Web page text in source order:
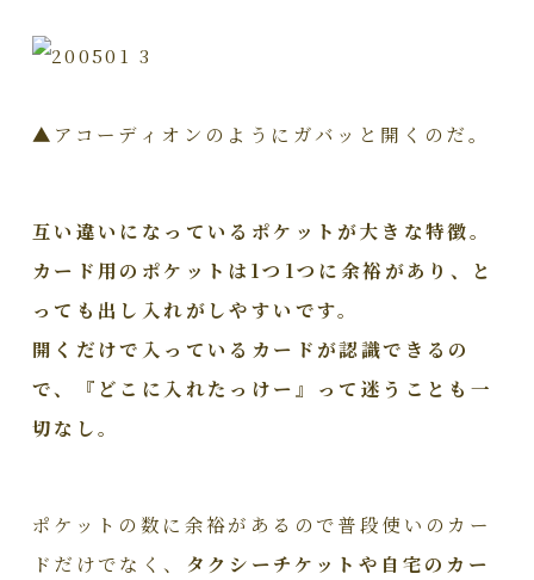
▲アコーディオンのようにガバッと開くのだ。
互い違いになっているポケットが大きな特徴。
カード用のポケットは1つ1つに余裕があり、と
っても出し入れがしやすいです。
開くだけで入っているカードが認識できるの
で、『どこに入れたっけー』って迷うことも一
切なし。
ポケットの数に余裕があるので普段使いのカー
ドだけでなく、
タクシーチケットや自宅のカー